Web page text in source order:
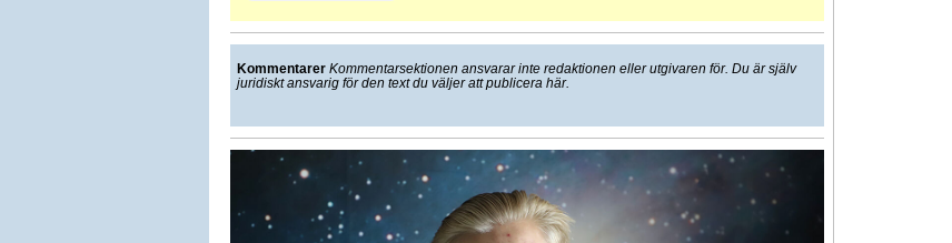
Kommentarer Kommentarsektionen ansvarar inte redaktionen eller utgivaren för. Du är själv
juridiskt ansvarig för den text du väljer att publicera här.